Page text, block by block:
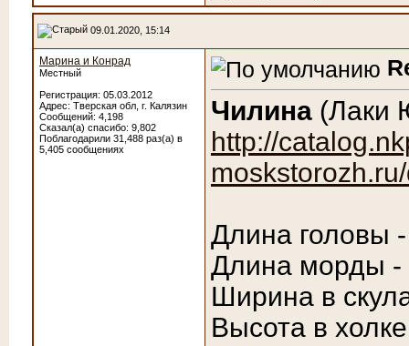
09.01.2020, 15:14
Марина и Конрад
Местный
Регистрация: 05.03.2012
Адрес: Тверская обл, г. Калязин
Сообщений: 4,198
Сказал(а) спасибо: 9,802
Поблагодарили 31,488 раз(а) в
5,405 сообщениях
Чилина (Лаки
http://
Длина головы
Длина морды -
Ширина в
Высота в